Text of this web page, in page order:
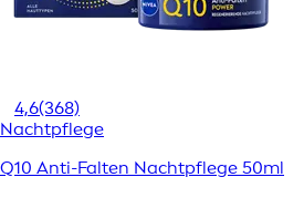
4,6(368)
Nachtpflege
Q10 Anti-Falten Nachtpflege 50ml